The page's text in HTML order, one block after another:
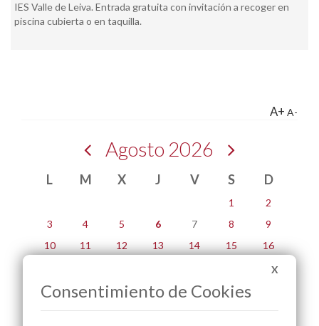
IES Valle de Leiva. Entrada gratuita con invitación a recoger en
piscina cubierta o en taquilla.
A+ A-
Agosto 2026
L M X J V S D
1
2
3
4 5 6 7 8
9
10
11 12 13 14 15
16
23
24
25 26 27 28 29
31
X
Consentimiento de Cookies